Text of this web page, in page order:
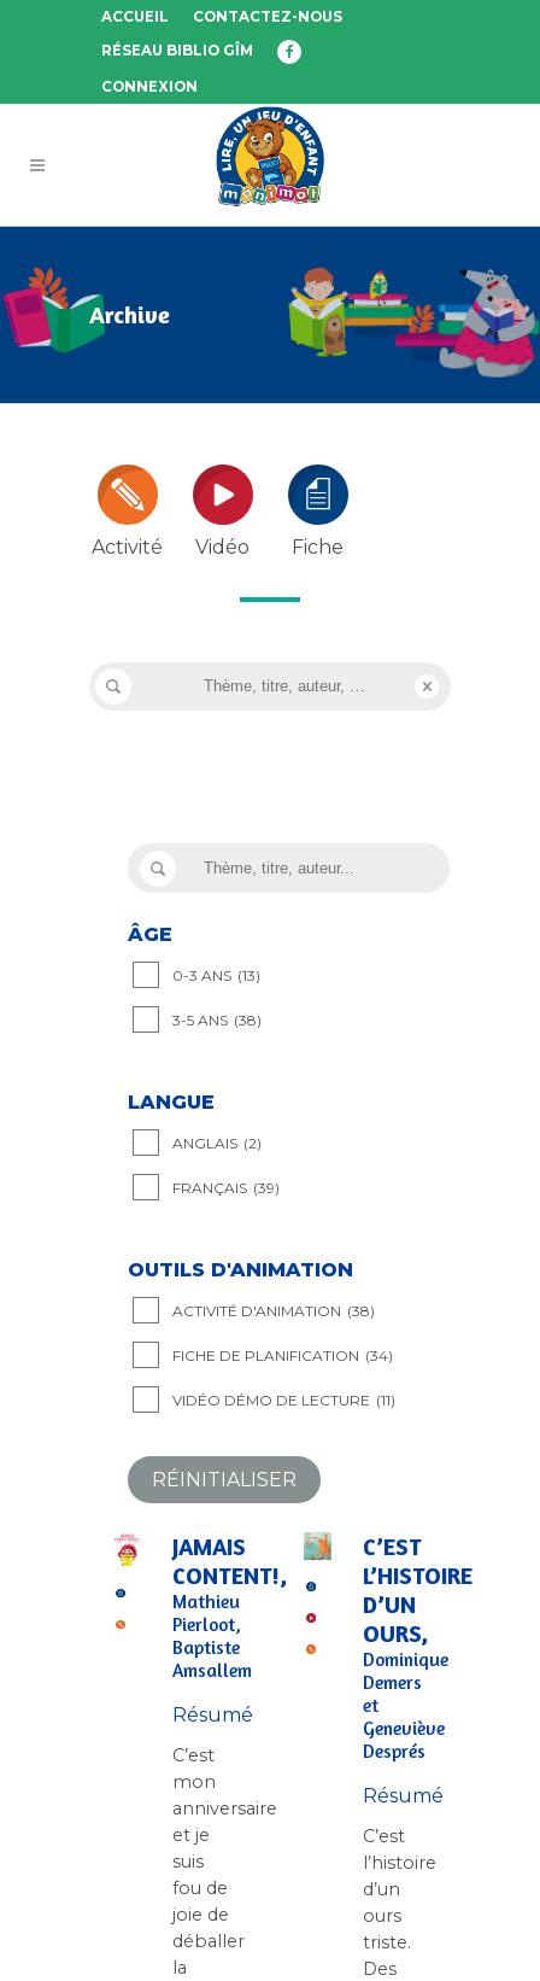
ACCUEIL
CONTACTEZ-NOUS
RÉSEAU BIBLIO GÎM
CONNEXION
Archive
Activité Vidéo Fiche
ÂGE
0-3 ANS (13)
3-5 ANS (38)
LANGUE
ANGLAIS (2)
FRANÇAIS (39)
OUTILS D'ANIMATION
ACTIVITÉ D'ANIMATION (38)
FICHE DE PLANIFICATION (34)
VIDÉO DÉMO DE LECTURE (11)
RÉINITIALISER
JAMAIS
CONTENT!,
Mathieu
Pierloot,
Baptiste
Amsallem
Résumé
C’est
mon
anniversaire
et je
suis
fou de
joie de
déballer
la
C’EST
L’HISTOIRE
D’UN
OURS,
Dominique
Demers
et
Geneviève
Després
Résumé
C’est
l’histoire
d’un
ours
triste.
Des